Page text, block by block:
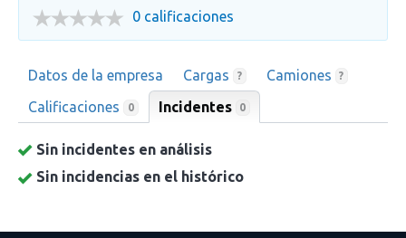
0 calificaciones
Datos de la empresa Cargas ? Camiones ?
Calificaciones 0 Incidentes 0
Sin incidentes en análisis
Sin incidencias en el histórico